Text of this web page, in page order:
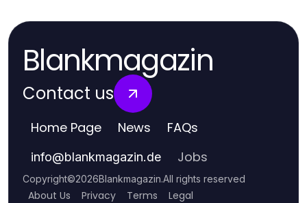
Blankmagazin
Contact us
Home Page News FAQs
info@blankmagazin.de Jobs
Copyright©2026Blankmagazin.All rights reserved
About Us Privacy Terms Legal